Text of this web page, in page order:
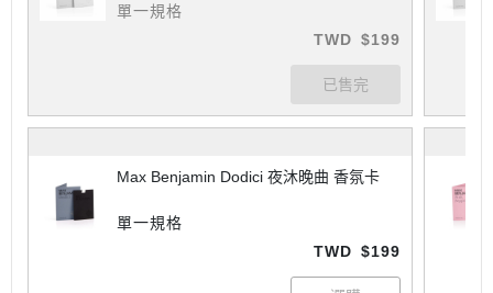
單一規格
TWD $199
Max Benjamin Dodici 夜沐晚曲 香氛卡
單一規格
TWD $199